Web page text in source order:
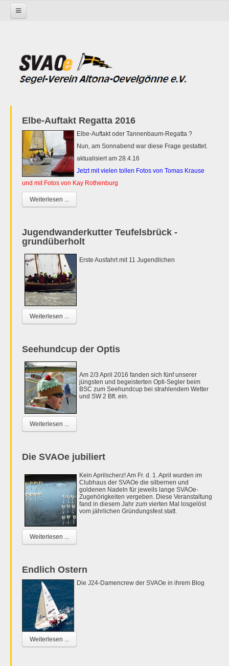
Elbe-Auftakt Regatta 2016
Elbe-Auftakt oder Tannenbaum-Regatta ?
Nun, am Sonnabend war diese Frage gestattet.
aktualisiert am 28.4.16
Jetzt mit vielen tollen Fotos von Tomas Krause
und mit Fotos von Kay Rothenburg
Weiterlesen ...
Jugendwanderkutter Teufelsbrück -
grundüberholt
Erste Ausfahrt mit 11 Jugendlichen
Weiterlesen ...
Seehundcup der Optis
Am 2/3 April 2016 fanden sich fünf unserer
jüngsten und begeisterten Opti-Segler beim
BSC zum Seehundcup bei strahlendem Wetter
und SW 2 Bft. ein.
Weiterlesen ...
Die SVAOe jubiliert
Kein Aprilscherz! Am Fr. d. 1. April wurden im
Clubhaus der SVAOe die silbernen und
goldenen Nadeln für jeweils lange SVAOe-
Zugehörigkeiten vergeben. Diese Veranstaltung
fand in diesem Jahr zum vierten Mal losgelöst
vom jährlichen Gründungsfest statt.
Weiterlesen ...
Endlich Ostern
Die J24-Damencrew der SVAOe in ihrem Blog
Weiterlesen ...